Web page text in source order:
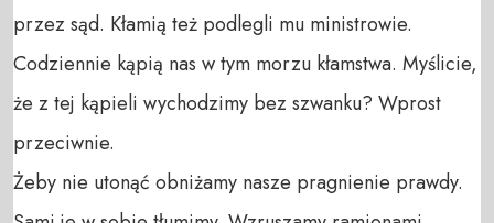
przez sąd. Kłamią też podlegli mu ministrowie.
Codziennie kąpią nas w tym morzu kłamstwa. Myślicie,
że z tej kąpieli wychodzimy bez szwanku? Wprost
przeciwnie.
Żeby nie utonąć obniżamy nasze pragnienie prawdy.